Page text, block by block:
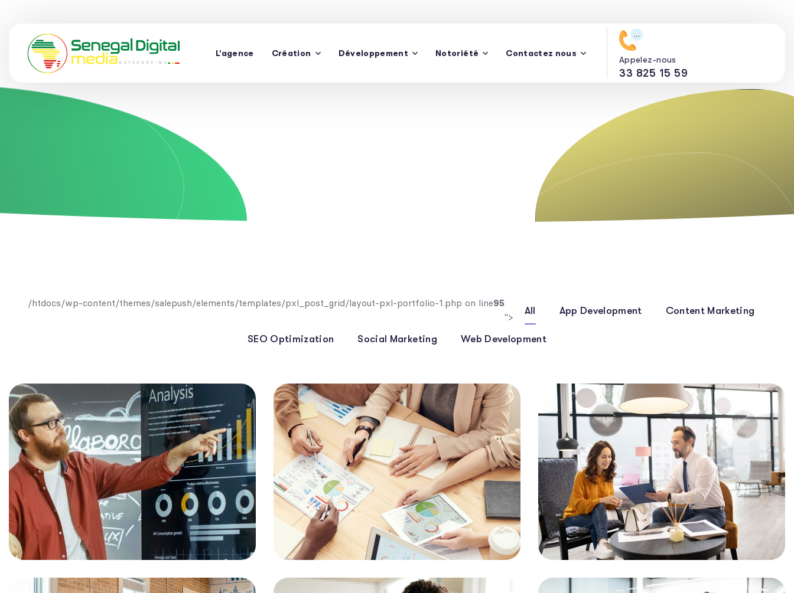
L’agence Création Développement Notoriété Contactez nous
Appelez-nous
33 825 15 59
/htdocs/wp-content/themes/salepush/elements/templates/pxl_post_grid/layout-pxl-portfolio-1.php on line95
">
All App Development Content Marketing
SEO Optimization Social Marketing Web Development